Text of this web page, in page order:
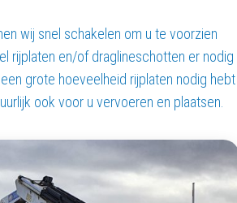
wij snel schakelen om u te voorzien
rijplaten en/of draglineschotten er nodig
grote hoeveelheid rijplaten nodig hebt
ook voor u vervoeren en plaatsen.